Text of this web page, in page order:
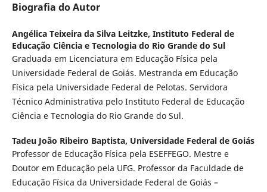
Biografia do Autor
Angélica Teixeira da Silva Leitzke, Instituto Federal de
Educação Ciência e Tecnologia do Rio Grande do Sul
Graduada em Licenciatura em Educação Física pela
Universidade Federal de Goiás. Mestranda em Educação
Física pela Universidade Federal de Pelotas. Servidora
Técnico Administrativa pelo Instituto Federal de Educação
Ciência e Tecnologia do Rio Grande do Sul.
Tadeu João Ribeiro Baptista, Universidade Federal de Goiás
Professor de Educação Física pela ESEFFEGO. Mestre e
Doutor em Educação pela UFG. Professor da Faculdade de
Educação Física da Universidade Federal de Goiás –